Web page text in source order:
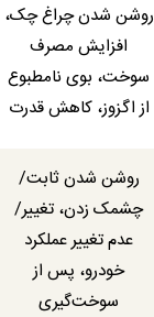
روشن شدن چراغ چک،
افزایش مصرف
سوخت، بوی نامطبوع
از اگزوز، کاهش قدرت
روشن شدن ثابت/
چشمک زدن، تغییر/
عدم تغییر عملکرد
خودرو، پس از
سوخت‌گیری